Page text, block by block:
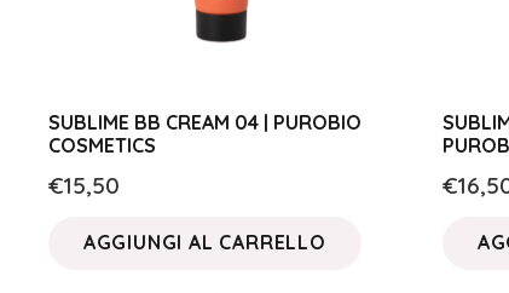
SUBLIME BB CREAM 04 | PUROBIO
COSMETICS
€15,50
AGGIUNGI AL CARRELLO
€